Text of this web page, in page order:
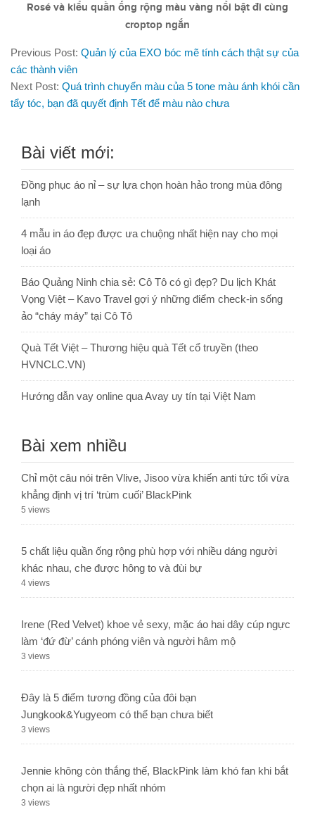
Rosé và kiểu quần ống rộng màu vàng nổi bật đi cùng
croptop ngắn
Previous Post: Quản lý của EXO bóc mẽ tính cách thật sự của
các thành viên
Next Post: Quá trình chuyển màu của 5 tone màu ánh khói cần
tẩy tóc, bạn đã quyết định Tết để màu nào chưa
Bài viết mới:
Đồng phục áo nỉ – sự lựa chọn hoàn hảo trong mùa đông
lạnh
4 mẫu in áo đẹp được ưa chuộng nhất hiện nay cho mọi
loại áo
Báo Quảng Ninh chia sẻ: Cô Tô có gì đẹp? Du lịch Khát
Vọng Việt – Kavo Travel gợi ý những điểm check-in sống
ảo “cháy máy” tại Cô Tô
Quà Tết Việt – Thương hiệu quà Tết cổ truyền (theo
HVNCLC.VN)
Hướng dẫn vay online qua Avay uy tín tại Việt Nam
Bài xem nhiều
Chỉ một câu nói trên Vlive, Jisoo vừa khiến anti tức tối vừa
khẳng định vị trí ‘trùm cuối’ BlackPink
5 views
5 chất liệu quần ống rộng phù hợp với nhiều dáng người
khác nhau, che được hông to và đùi bự
4 views
Irene (Red Velvet) khoe vẻ sexy, mặc áo hai dây cúp ngực
làm ‘đứ đừ’ cánh phóng viên và người hâm mộ
3 views
Đây là 5 điểm tương đồng của đôi bạn
Jungkook&Yugyeom có thể bạn chưa biết
3 views
Jennie không còn thắng thế, BlackPink làm khó fan khi bắt
chọn ai là người đẹp nhất nhóm
3 views